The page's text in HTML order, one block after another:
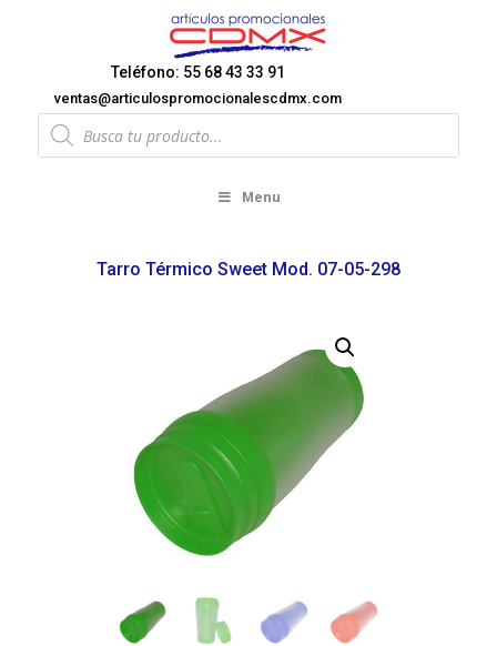
Teléfono: 55 68 43 33 91
ventas@articulospromocionalescdmx.com
Products
search
Menu
Tarro Térmico Sweet Mod. 07-05-298